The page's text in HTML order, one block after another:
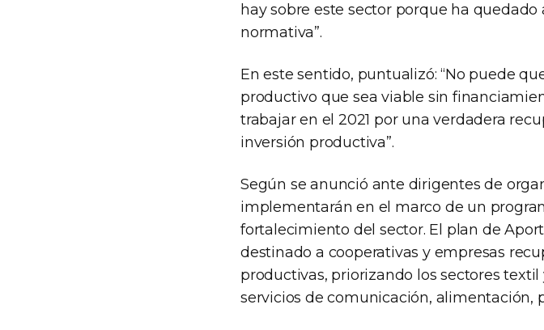
hay sobre este sector porque ha
normativa”.
En este sentido, puntualizó: “No puede
productivo que sea viable sin
trabajar en el 2021 por una verdadera
inversión productiva”.
Según se anunció ante dirigentes de
implementarán en el marco de un
fortalecimiento del sector. El plan de
destinado a cooperativas y empresas
productivas, priorizando los sectores
servicios de comunicación, alimentación,